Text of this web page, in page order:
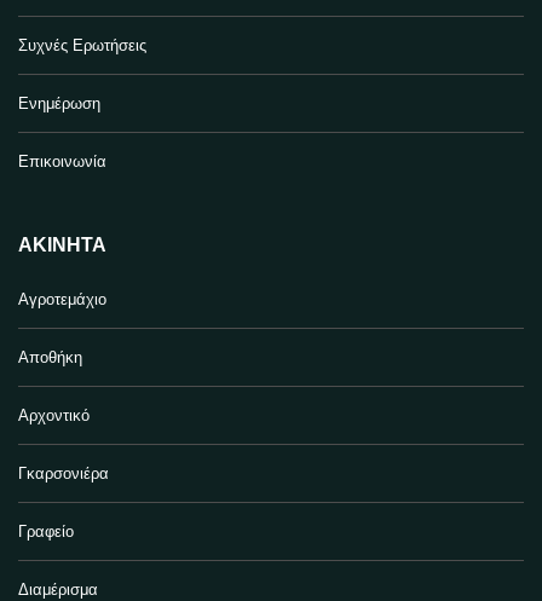
Συχνές Ερωτήσεις
Ενημέρωση
Επικοινωνία
ΑΚΊΝΗΤΑ
Αγροτεμάχιο
Αποθήκη
Αρχοντικό
Γκαρσονιέρα
Γραφείο
Διαμέρισμα